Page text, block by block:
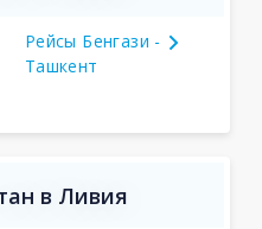
Рейсы Бенгази -
Ташкент
в Ливия